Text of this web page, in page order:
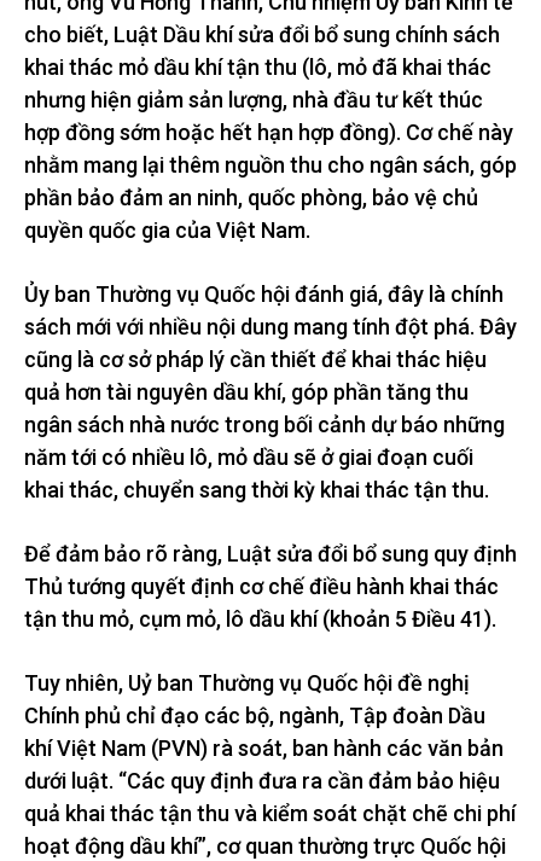
cho biết, Luật Dầu khí sửa đổi bổ sung chính sách
khai thác mỏ dầu khí tận thu (lô, mỏ đã khai thác
nhưng hiện giảm sản lượng, nhà đầu tư kết thúc
hợp đồng sớm hoặc hết hạn hợp đồng). Cơ chế này
nhằm mang lại thêm nguồn thu cho ngân sách, góp
phần bảo đảm an ninh, quốc phòng, bảo vệ chủ
quyền quốc gia của Việt Nam.
Ủy ban Thường vụ Quốc hội đánh giá, đây là chính
sách mới với nhiều nội dung mang tính đột phá. Đây
cũng là cơ sở pháp lý cần thiết để khai thác hiệu
quả hơn tài nguyên dầu khí, góp phần tăng thu
ngân sách nhà nước trong bối cảnh dự báo những
năm tới có nhiều lô, mỏ dầu sẽ ở giai đoạn cuối
khai thác, chuyển sang thời kỳ khai thác tận thu.
Để đảm bảo rõ ràng, Luật sửa đổi bổ sung quy định
Thủ tướng quyết định cơ chế điều hành khai thác
tận thu mỏ, cụm mỏ, lô dầu khí (khoản 5 Điều 41).
Tuy nhiên, Uỷ ban Thường vụ Quốc hội đề nghị
Chính phủ chỉ đạo các bộ, ngành, Tập đoàn Dầu
khí Việt Nam (PVN) rà soát, ban hành các văn bản
dưới luật. “Các quy định đưa ra cần đảm bảo hiệu
quả khai thác tận thu và kiểm soát chặt chẽ chi phí
hoạt động dầu khí”, cơ quan thường trực Quốc hội